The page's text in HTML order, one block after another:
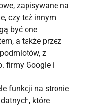
zapisywane na
czy też innym
być one
a także przez
z
firmy Google i
funkcji na stronie
które